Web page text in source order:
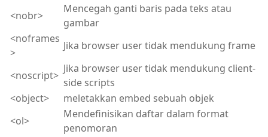
<nobr>
Mencegah ganti baris pada teks atau
gambar
<noframes
>
Jika browser user tidak mendukung frame
<noscript>
Jika browser user tidak mendukung client-
side scripts
<object>
meletakkan embed sebuah objek
<ol>
Mendefinisikan daftar dalam format
penomoran